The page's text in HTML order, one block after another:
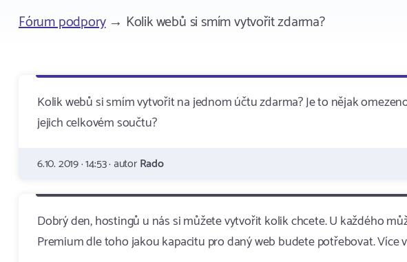
Fórum podpory→ Kolik webů si smím vytvořit zdarma?
Kolik webů si smím vytvořit na jednom účtu zdarma? Je to nějak
jejich celkovém součtu?
6.10. 2019 · 14:53 · autorRado
Dobrý den, hostingů u nás si můžete vytvořit kolik chcete. U každého
Premium dle toho jakou kapacitu pro daný web budete potřebovat. Více